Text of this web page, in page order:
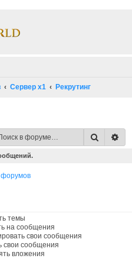
Сервер x1 Рекрутинг
Поиск
форумов
темы
на сообщения
свои сообщения
свои сообщения
вложения